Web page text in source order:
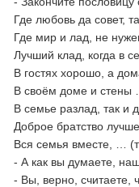
Где любовь да совет,
Где мир и лад, не
Лучший клад, когда в
В гостях хорошо, а
В своём доме и стены
В семье разлад, так и
Доброе братство
Вся семья вместе, …
- А как вы думаете,
- Вы, верно, считаете,